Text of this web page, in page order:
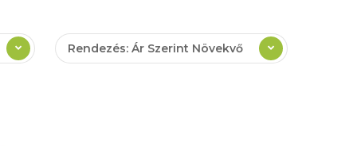
Rendezés: Ár Szerint Növekvő